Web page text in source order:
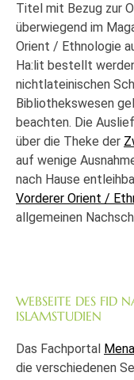
Titel mit Bezug zur
überwiegend im
Orient / Ethnologie
Ha:lit bestellt
nichtlateinischen
Bibliothekswesen
beachten. Die
über die Theke der
auf wenige
nach Hause
Vorderer Orient /
allgemeinen
WEBSEITE DES FID
ISLAMSTUDIEN
Das Fachportal
die verschiedenen